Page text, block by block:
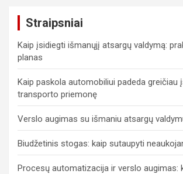
Straipsniai
Kaip įsidiegti išmanųjį atsargų valdymą:
planas
Kaip paskola automobiliui padeda greičiau
transporto priemonę
Verslo augimas su išmaniu atsargų
Biudžetinis stogas: kaip sutaupyti
Procesų automatizacija ir verslo augimas: